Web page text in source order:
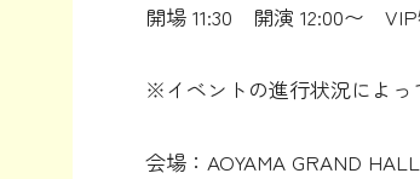
開場 11:30 開演 12:00〜 VIP
※イベントの進行状況によっ
会場：AOYAMA GRAND